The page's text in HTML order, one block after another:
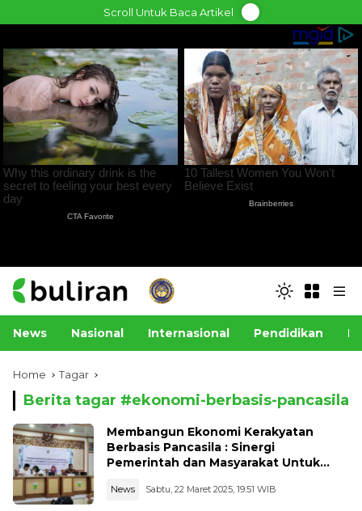
to
Scroll Untuk Baca Artikel
News Nasional Internasional Pendidikan
Home Tagar
Berita tagar #ekonomi-berbasis-pancasila
Membangun Ekonomi Kerakyatan
Berbasis Pancasila : Sinergi
Pemerintah dan Masyarakat Untuk
News Sabtu, 22 Maret 2025, 19:51 WIB